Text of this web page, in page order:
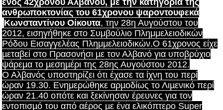
ενός 42χρονου Αλβανού, με την κατηγορία της
ανθρωποκτονίας του 61χρονου ψαροντουφεκά
Κωνσταντίνου Οίκουτα, την 28η Αυγούστου του
2012, εισηγήθηκε στο Συμβούλιο Πλημμελειοδικών
Ρόδου Εισαγγελέας Πλημμελειοδικών.Ο 61χρονος είχε
µεταβεί στο Πρασονήσι µε τον Αλβανό για υποβρύχιο
ψάρεµα το µεσηµέρι της 28ης Αυγούστου 2012.
Ο Αλβανός υποστηρίζει ότι έχασε τα ίχνη του περί
ώραν 19.30. Ενημερώθηκε αρµοδίως το Λιµενικό περί
ώραν 21.40 οπότε και ξεκίνησαν έρευνες για τον
εντοπισµό του από αέρος µε ένα ελικόπτερο Super